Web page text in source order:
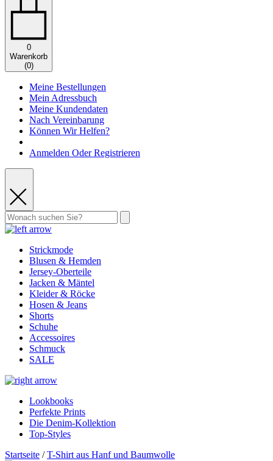
0
Warenkorb
(0)
Meine Bestellungen
Mein Adressbuch
Meine Kundendaten
Nach Vereinbarung
Können Wir Helfen?
Anmelden Oder Registrieren
Strickmode
Blusen & Hemden
Jersey-Oberteile
Jacken & Mäntel
Kleider & Röcke
Hosen & Jeans
Shorts
Schuhe
Accessoires
Schmuck
SALE
Lookbooks
Perfekte Prints
Die Denim-Kollektion
Top-Styles
Startseite /T-Shirt aus Hanf und Baumwolle